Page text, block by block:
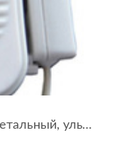
Допплер ЧССП "BF-500++" (фетальный, ультразвуковой)